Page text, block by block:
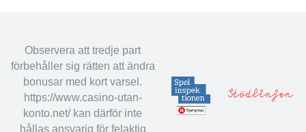
Observera att tredje part
förbehåller sig rätten att ändra
bonusar med kort varsel.
https://www.casino-utan-
konto.net/ kan därför inte
hållas ansvarig för felaktig